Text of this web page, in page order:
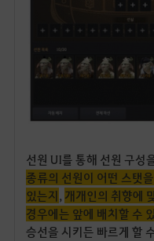
선원 UI를 통해 선원 구성
종류의 선원이 어떤 스탯
있는지, 개개인의 취향에
경우에는 앞에 배치할 수
승선을 시키든 빠르게 할